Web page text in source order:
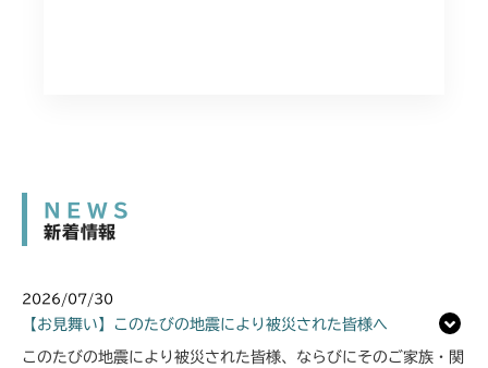
NEWS
新着情報
2026/07/30
【お見舞い】このたびの地震により被災された皆様へ
このたびの地震により被災された皆様、ならびにそのご家族・関